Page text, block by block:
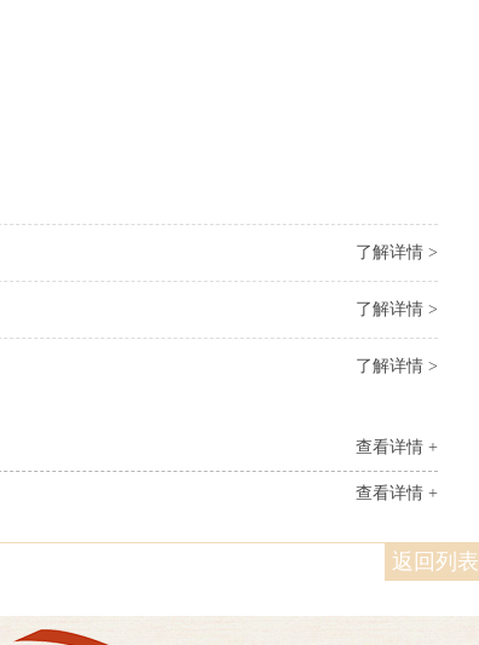
了解详情 >
了解详情 >
了解详情 >
查看详情 +
查看详情 +
返回列表